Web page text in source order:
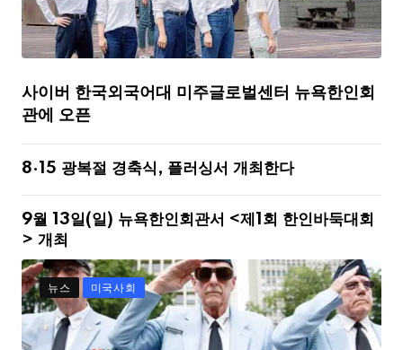
사이버 한국외국어대 미주글로벌센터 뉴욕한인회
관에 오픈
8·15 광복절 경축식, 플러싱서 개최한다
9월 13일(일) 뉴욕한인회관서 <제1회 한인바둑대회
> 개최
뉴스 미국사회